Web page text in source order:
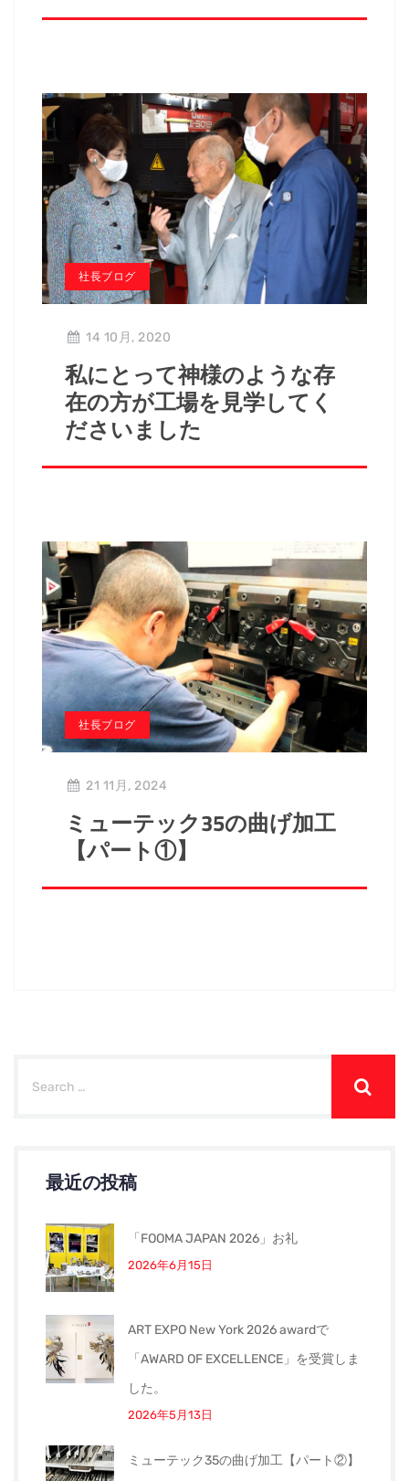
社長ブログ
14 10月, 2020
私にとって神様のような存
在の方が工場を見学してく
ださいました
社長ブログ
21 11月, 2024
ミューテック35の曲げ加工
【パート①】
最近の投稿
「FOOMA JAPAN 2026」お礼
2026年6月15日
ART EXPO New York 2026 awardで
「AWARD OF EXCELLENCE」を受賞しま
した。
2026年5月13日
ミューテック35の曲げ加工【パート②】